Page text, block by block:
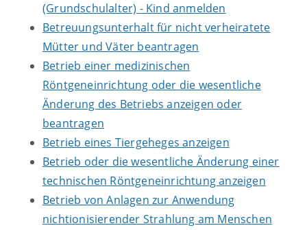
(Grundschulalter) - Kind anmelden
Betreuungsunterhalt für nicht verheiratete
Mütter und Väter beantragen
Betrieb einer medizinischen
Röntgeneinrichtung oder die wesentliche
Änderung des Betriebs anzeigen oder
beantragen
Betrieb eines Tiergeheges anzeigen
Betrieb oder die wesentliche Änderung einer
technischen Röntgeneinrichtung anzeigen
Betrieb von Anlagen zur Anwendung
nichtionisierender Strahlung am Menschen